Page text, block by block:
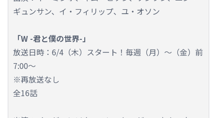
ギュンサン、イ・フィリップ、ユ・オソン
「W -君と僕の世界-」
放送日時：6/4（木）スタート！毎週（月）～（金）前
7:00～
※再放送なし
全16話